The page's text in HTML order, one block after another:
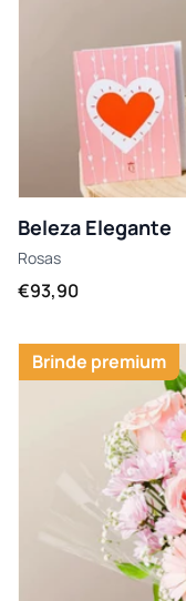
Beleza Elegante
Rosas
€93,90
Brinde premium